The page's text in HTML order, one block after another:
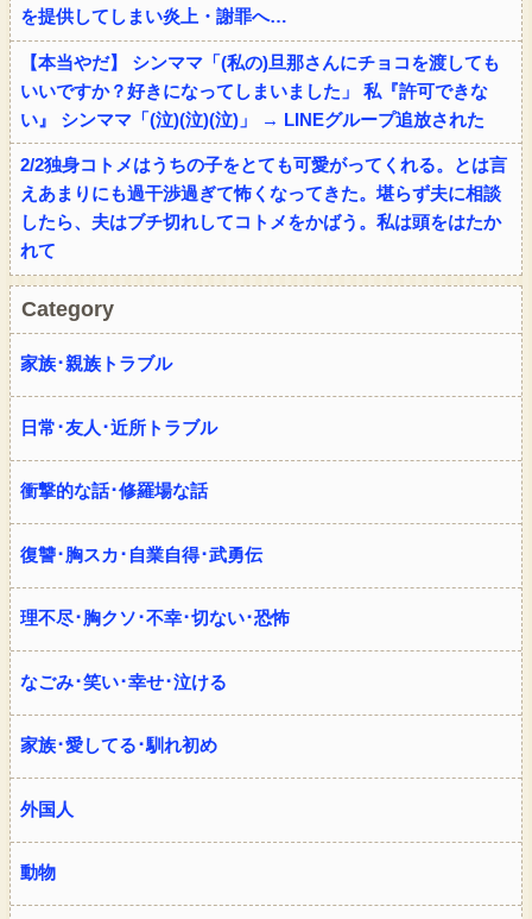
を提供してしまい炎上・謝罪へ…
【本当やだ】 シンママ「(私の)旦那さんにチョコを渡しても
いいですか？好きになってしまいました」 私『許可できな
い』 シンママ「(泣)(泣)(泣)」 → LINEグループ追放された
2/2独身コトメはうちの子をとても可愛がってくれる。とは言
えあまりにも過干渉過ぎて怖くなってきた。堪らず夫に相談
したら、夫はブチ切れしてコトメをかばう。私は頭をはたか
れて
Category
家族･親族トラブル
日常･友人･近所トラブル
衝撃的な話･修羅場な話
復讐･胸スカ･自業自得･武勇伝
理不尽･胸クソ･不幸･切ない･恐怖
なごみ･笑い･幸せ･泣ける
家族･愛してる･馴れ初め
外国人
動物